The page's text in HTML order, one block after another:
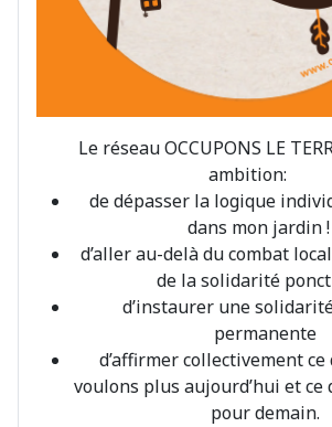
Le réseau OCCUPONS LE
ambition:
de dépasser la logique
dans mon jardin !
d’aller au-delà du combat
de la solidarité
d’instaurer une
permanente
d’affirmer collectivement ce
voulons plus aujourd’hui et ce
pour demain.